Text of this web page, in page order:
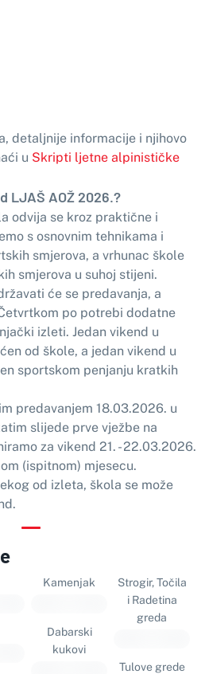
detaljnije informacije i njihovo
u Skripti ljetne alpinističke
LJAŠ AOŽ 2026.?
odvija se kroz praktične i
s osnovnim tehnikama i
smjerova, a vrhunac škole
smjerova u suhoj stijeni.
će se predavanja, a
po potrebi dodatne
izleti. Jedan vikend u
od škole, a jedan vikend u
sportskom penjanju kratkih
predavanjem 18.03.2026. u
slijede prve vježbe na
za vikend 21. - 22.03.2026.
(ispitnom) mjesecu.
od izleta, škola se može
Kamenjak
Strogir, Točila
i Radetina
greda
Dabarski
kukovi
Tulove grede